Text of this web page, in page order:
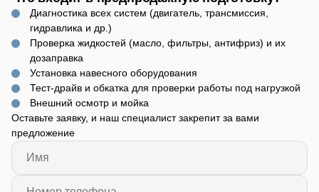
Диагностика всех систем (двигатель, трансмиссия,
гидравлика и др.)
Проверка жидкостей (масло, фильтры, антифриз) и их
дозаправка
Установка навесного оборудования
Тест-драйв и обкатка для проверки работы под нагрузкой
Внешний осмотр и мойка
Оставьте заявку, и наш специалист закрепит за вами
предложение